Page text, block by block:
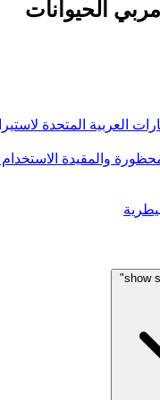
الحيوانات
العربية المتحدة
والمقيدة
show